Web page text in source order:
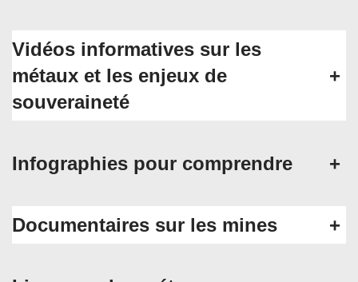
Vidéos informatives sur les
métaux et les enjeux de
souveraineté
+
Infographies pour comprendre +
Documentaires sur les mines +